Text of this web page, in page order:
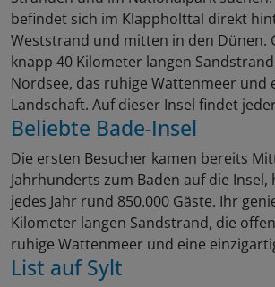
befindet sich im Klappholttal direkt
Weststrand und mitten in den Dünen.
knapp 40 Kilometer langen
Nordsee, das ruhige Wattenmeer und
Landschaft. Auf dieser Insel findet
Beliebte Bade-Insel
Die ersten Besucher kamen bereits
Jahrhunderts zum Baden auf die Insel,
jedes Jahr rund 850.000 Gäste. Ihr
Kilometer langen Sandstrand, die
ruhige Wattenmeer und eine
List auf Sylt